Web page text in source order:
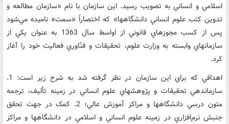
اسلامي و انساني به تصويب رسيد. اين سازمان با نام «سازمان مطالعه و
تدوين کتب علوم انساني دانشگاهها» که اختصاراً «سمت» ناميده مي‌شود
پس از کسب مجوزهاي قانوني از اواسط سال 1363 به عنوان يکي از
سازمانهاي وابسته به وزارت علوم، تحقيقات و فنّاوري فعاليت خود را آغاز
کرد.
اهدافي که براي اين سازمان در نظر گرفته شد به شرح زير است: 1.
سازماندهي تحقيقات و پژوهشهاي علوم انساني در زمينه تأليف،‌ ترجمه
متون درسي دانشگاهها و مراکز آموزش عالي؛ 2. کمک در جهت تحقق
جنبش نرم‌افزاري در زمينه علوم انساني و اسلامي در دانشگاهها و مراکز